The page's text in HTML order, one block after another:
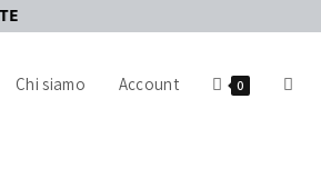
Chi siamo Account 0